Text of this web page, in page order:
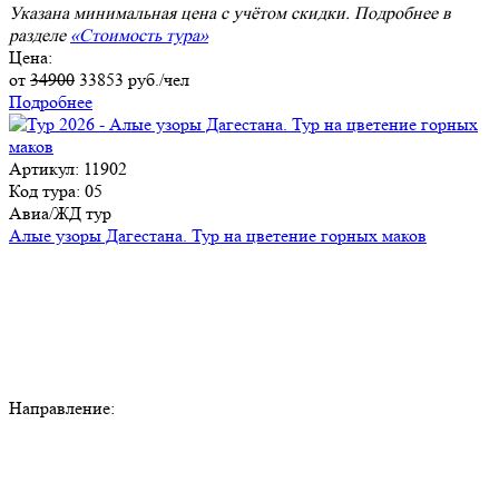
Указана минимальная цена с учётом скидки. Подробнее в
разделе «Стоимость тура»
Цена:
от 34900 33853 руб./чел
Подробнее
Артикул: 11902
Код тура: 05
Авиа/ЖД тур
Алые узоры Дагестана. Тур на цветение горных маков
Направление: